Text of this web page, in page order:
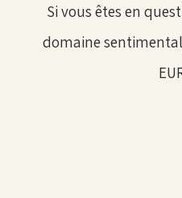
Si vous êtes en
domaine